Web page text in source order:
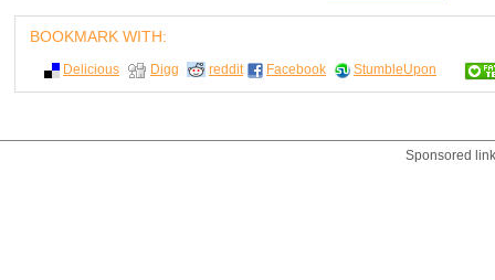
BOOKMARK WITH:
Delicious Digg reddit Facebook StumbleUpon
Sponsored